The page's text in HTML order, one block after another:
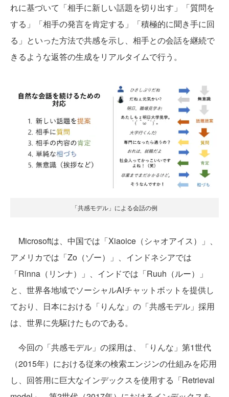
れに基づいて「相手に新しい話題を切り出す」「質問を
する」「相手の発言を肯定する」「積極的に聞き手に回
る」といった方法で共感を示し、相手との会話を継続で
きるような返答の生成をリアルタイムで行う。
「共感モデル」による会話の例
Microsoftは、中国では「Xiaoice（シャオアイス）」、
アメリカでは「Zo（ゾー）」、インドネシアでは
「Rinna（リンナ）」、インドでは「Ruuh（ルー）」
と、世界各地域でソーシャルAIチャットボットを提供し
ており、日本における「りんな」の「共感モデル」採用
は、世界に先駆けたものである。
今回の「共感モデル」の採用は、「りんな」第1世代
（2015年）における従来の検索エンジンの仕組みを応用
し、回答用に巨大なインデックスを使用する「Retrieval